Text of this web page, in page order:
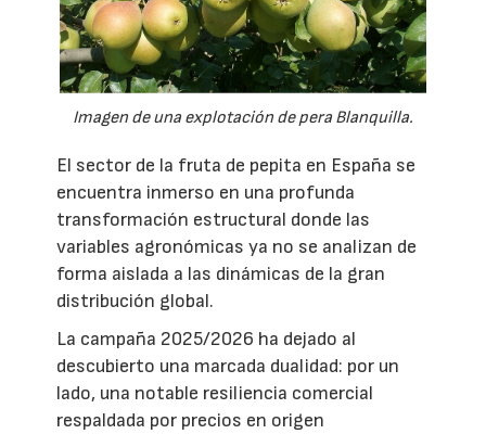
Imagen de una explotación de pera Blanquilla.
El sector de la fruta de pepita en España se
encuentra inmerso en una profunda
transformación estructural donde las
variables agronómicas ya no se analizan de
forma aislada a las dinámicas de la gran
distribución global.
La campaña 2025/2026 ha dejado al
descubierto una marcada dualidad: por un
lado, una notable resiliencia comercial
respaldada por precios en origen